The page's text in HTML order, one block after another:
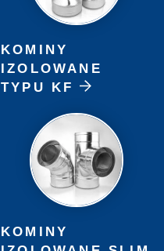
KOMINY
IZOLOWANE
TYPU KF
KOMINY